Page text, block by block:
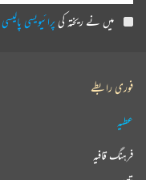
میں نے ریختہ کیپرائیویسی پالیسی
فوری رابطے
عطیہ
فرہنگ قافیہ